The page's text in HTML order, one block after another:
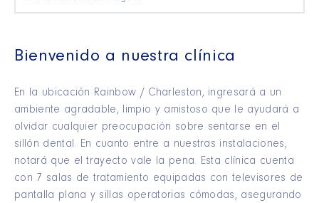
Bienvenido a nuestra clínica
En la ubicación Rainbow / Charleston, ingresará a un
ambiente agradable, limpio y amistoso que le ayudará a
olvidar cualquier preocupación sobre sentarse en el
sillón dental. En cuanto entre a nuestras instalaciones,
notará que el trayecto vale la pena. Esta clínica cuenta
con 7 salas de tratamiento equipadas con televisores de
pantalla plana y sillas operatorias cómodas, asegurando